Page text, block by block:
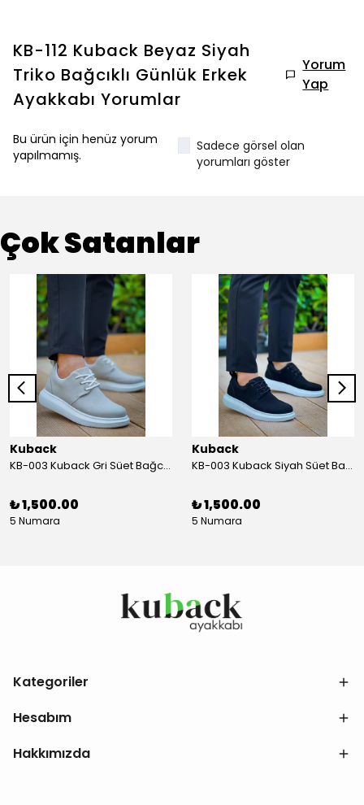
KB-112 Kuback Beyaz Siyah
Triko Bağcıklı Günlük Erkek
Ayakkabı Yorumlar
Yorum
Yap
Bu ürün için henüz yorum
yapılmamış.
Sadece görsel olan
yorumları göster
Çok Satanlar
Kuback
KB-003 Kuback Gri Süet Bağcıklı Günlük Erkek Ayakkabı
₺ 1,500.00
5 Numara
Kuback
KB-003 Kuback Siyah Süet Bağcıklı Günlük Erkek Ayakkabı
₺ 1,500.00
5 Numara
Kategoriler
Hesabım
Hakkımızda